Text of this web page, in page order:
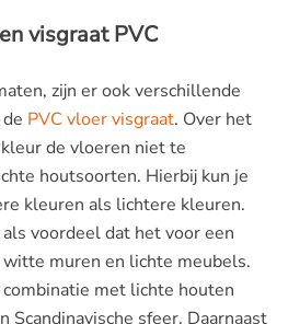
visgraat PVC
zijn er ook verschillende
PVC vloer visgraat. Over het
de vloeren niet te
houtsoorten. Hierbij kun je
kleuren als lichtere kleuren.
voordeel dat het voor een
muren en lichte meubels.
met lichte houten
Scandinavische sfeer. Daarnaast